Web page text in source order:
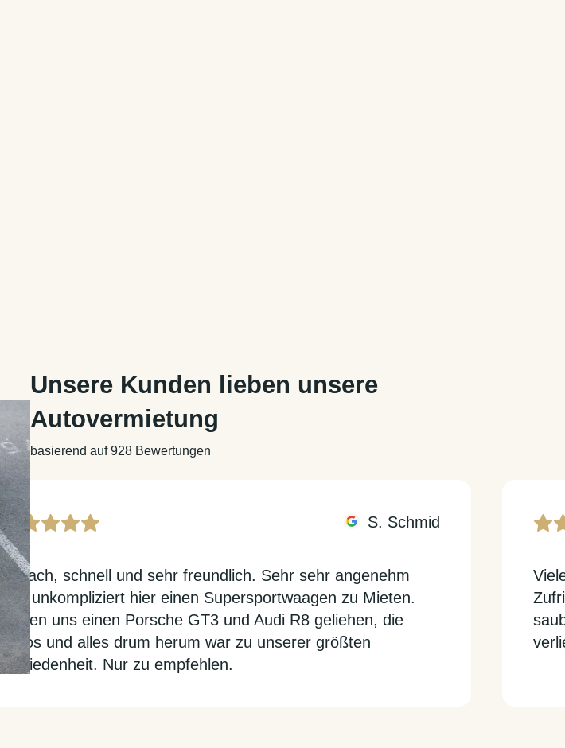
Unsere Kunden lieben unsere
Autovermietung
basierend auf 928 Bewertungen
S. Schmid
Einfach, schnell und sehr freundlich. Sehr sehr angenehm
und unkompliziert hier einen Supersportwaagen zu Mieten.
Haben uns einen Porsche GT3 und Audi R8 geliehen, die
Autos und alles drum herum war zu unserer größten
Zufriedenheit. Nur zu empfehlen.